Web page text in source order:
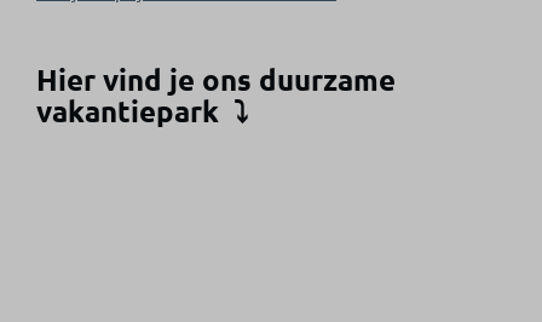
Hier vind je ons duurzame
vakantiepark ⤵